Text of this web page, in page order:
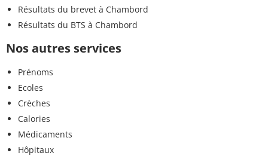
Résultats du brevet à Chambord
Résultats du BTS à Chambord
Nos autres services
Prénoms
Ecoles
Crèches
Calories
Médicaments
Hôpitaux